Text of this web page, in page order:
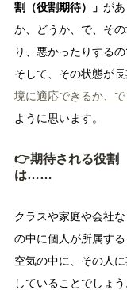
割（役割期待）」 が
か、どうか、で、そ
り、悪かったりする
そして、その状態が
境に適応できるか、
ように思います。
👉期待される役割
は……
クラスや家庭や会社
の中に個人が所属す
空気の中に、その人
していることでしょう